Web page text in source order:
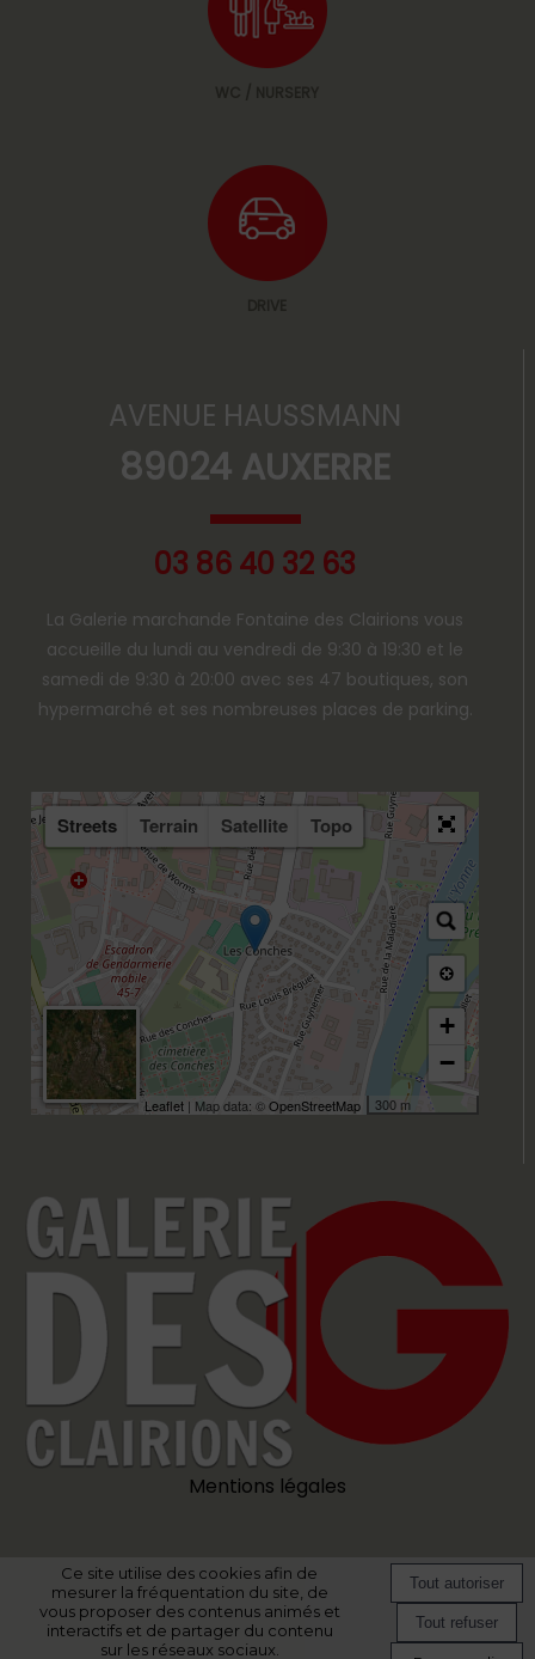
AVENUE HAUSSMANN
89024 AUXERRE
03 86 40 32 63
La Galerie marchande Fontaine des Clairions vous
accueille du lundi au vendredi de 9:30 à 19:30 et le
samedi de 9:30 à 20:00 avec ses 47 boutiques, son
hypermarché et ses nombreuses places de parking.
Streets Terrain Satellite Topo
+
−
300 m
Leaflet | Map data: ©OpenStreetMap
Mentions légales
Site commercialisé par Centre France Publicité
Création et hébergement
du site Internet réalisé par Net15 -Site administrable CMS propulsé par
WebSee-Conditions Générales d'Utilisation Gérer les cookies
Ce site utilise des cookies afin de
mesurer la fréquentation du site, de
vous proposer des contenus animés et
interactifs et de partager du contenu
sur les réseaux sociaux.